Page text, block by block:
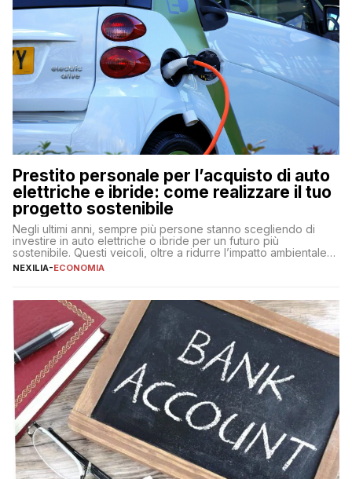
Prestito personale per l’acquisto di auto
elettriche e ibride: come realizzare il tuo
progetto sostenibile
Negli ultimi anni, sempre più persone stanno scegliendo di
investire in auto elettriche o ibride per un futuro più
sostenibile. Questi veicoli, oltre a ridurre l’impatto ambientale,
offrono vantaggi economici a lungo termine, come minori costi
fare se non […]
NEXILIA-ECONOMIA